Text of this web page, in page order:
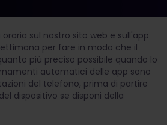
sul nostro sito web e sull'app
per fare in modo che il
più preciso possibile quando lo
automatici delle app sono
del telefono, prima di partire
dispositivo se disponi della